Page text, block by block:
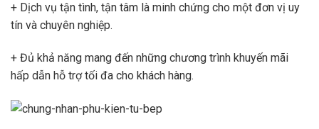
+ Dịch vụ tận tình, tận tâm là minh chứng cho một đơn vị uy
tín và chuyên nghiệp.
+ Đủ khả năng mang đến những chương trình khuyến mãi
hấp dẫn hỗ trợ tối đa cho khách hàng.